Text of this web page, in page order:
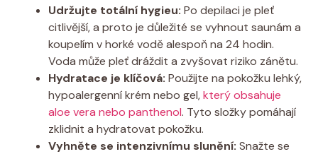
Udržujte totální hygieu: Po depilaci je pleť
citlivější, a proto je důležité se vyhnout saunám a
koupelím v horké vodě alespoň na 24 hodin.
Voda může pleť dráždit a zvyšovat riziko zánětu.
Hydratace je klíčová: Použijte na pokožku lehký,
hypoalergenní krém nebo gel,který obsahuje
aloe vera nebo panthenol. Tyto složky pomáhají
zklidnit a hydratovat pokožku.
Vyhněte se intenzivnímu slunění: Snažte se